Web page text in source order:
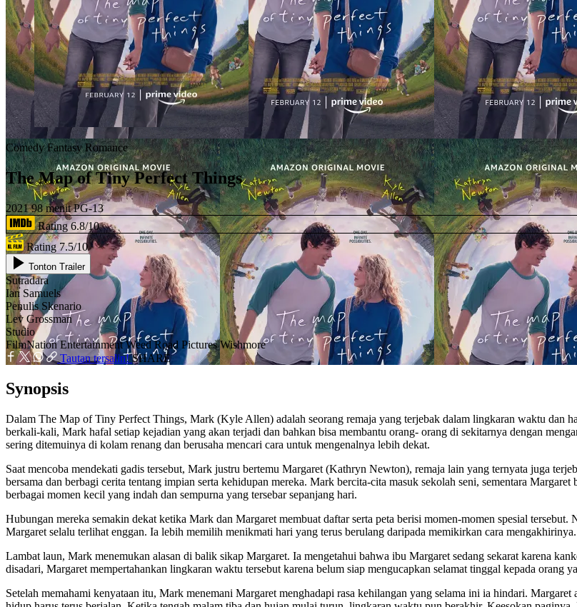
Comedy Fantasy Romance
The Map of Tiny Perfect Things
2021 98 menit PG-13
Rating 6.8/10
Rating 7.5/10
Tonton Trailer
Sutradara
Ian Samuels
Penulis Skenario
Lev Grossman
Studio
FilmNation Entertainment Weed Road Pictures Wishmore
Tautan tersalin! SHARE
Synopsis
Dalam The Map of Tiny Perfect Things, Mark (Kyle Allen) adalah seorang remaja yang terjebak dalam lingkaran waktu dan
berkali-kali, Mark hafal setiap kejadian yang akan terjadi dan bahkan bisa membantu orang- orang di sekitarnya dengan
sering ditemuinya di kolam renang dan berusaha mencari cara untuk mengenalnya lebih dekat.
Saat mencoba mendekati gadis tersebut, Mark justru bertemu Margaret (Kathryn Newton), remaja lain yang ternyata juga
bersama dan berbagi cerita tentang impian serta kehidupan mereka. Mark bercita-cita masuk sekolah seni, sementara
berbagai momen kecil yang indah dan sempurna yang tersebar sepanjang hari.
Hubungan mereka semakin dekat ketika Mark dan Margaret membuat daftar serta peta berisi momen-momen spesial
Margaret selalu terlihat enggan. Ia lebih memilih menikmati hari yang terus berulang daripada memikirkan cara mengakhirinya.
Lambat laun, Mark menemukan alasan di balik sikap Margaret. Ia mengetahui bahwa ibu Margaret sedang sekarat karena
disadari, Margaret mempertahankan lingkaran waktu tersebut karena belum siap mengucapkan selamat tinggal kepada orang
Setelah memahami kenyataan itu, Mark menemani Margaret menghadapi rasa kehilangan yang selama ini ia hindari.